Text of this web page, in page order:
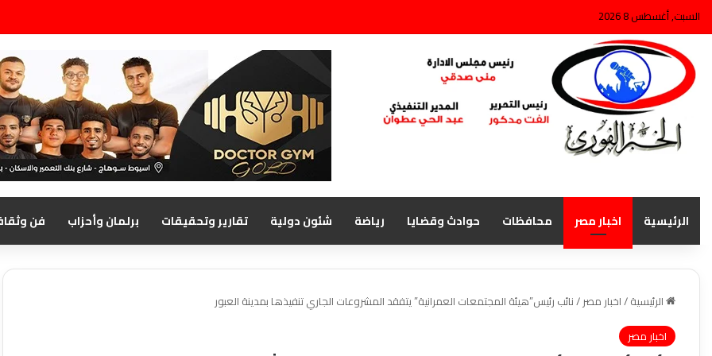
السبت, أغسطس 8 2026
الرئيسية اخبار مصر محافظات حوادث وقضايا رياضة شئون دولية تقارير وتحقيقات برلمان وأحزاب فن
الرئيسية/اخبار مصر/نائب رئيس”هيئة المجتمعات العمرانية” يتفقد المشروعات الجاري تنفيذها بمدينة العبور
اخبار مصر